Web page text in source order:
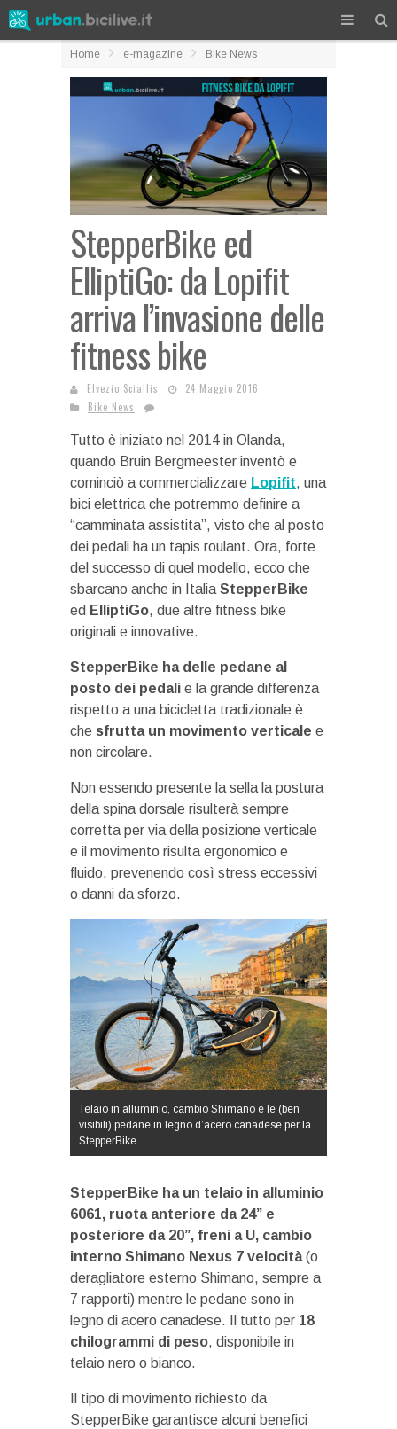
Home e-magazine Bike News
StepperBike ed
ElliptiGo: da Lopifit
arriva l’invasione delle
fitness bike
Elvezio Sciallis
24 Maggio 2016
Bike News
Tutto è iniziato nel 2014 in Olanda,
quando Bruin Bergmeester inventò e
cominciò a commercializzare Lopifit, una
bici elettrica che potremmo definire a
“camminata assistita”, visto che al posto
dei pedali ha un tapis roulant. Ora, forte
del successo di quel modello, ecco che
sbarcano anche in Italia StepperBike
ed ElliptiGo, due altre fitness bike
originali e innovative.
StepperBike ha delle pedane al
posto dei pedali e la grande differenza
rispetto a una bicicletta tradizionale è
che sfrutta un movimento verticale e
non circolare.
Non essendo presente la sella la postura
della spina dorsale risulterà sempre
corretta per via della posizione verticale
e il movimento risulta ergonomico e
fluido, prevenendo così stress eccessivi
o danni da sforzo.
Telaio in alluminio, cambio Shimano e le (ben
visibili) pedane in legno d’acero canadese per la
StepperBike.
StepperBike ha un telaio in alluminio
6061, ruota anteriore da 24” e
posteriore da 20”, freni a U, cambio
interno Shimano Nexus 7 velocità(o
deragliatore esterno Shimano, sempre a
7 rapporti) mentre le pedane sono in
legno di acero canadese. Il tutto per 18
chilogrammi di peso, disponibile in
telaio nero o bianco.
Il tipo di movimento richiesto da
StepperBike garantisce alcuni benefici